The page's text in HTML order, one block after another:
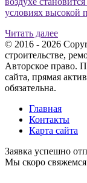
условиях высокой
Читать далее
© 2016 - 2026
строительстве,
Авторское право.
сайта, прямая
обязательна.
Главная
Контакты
Карта сайта
Заявка успешно
Мы скоро